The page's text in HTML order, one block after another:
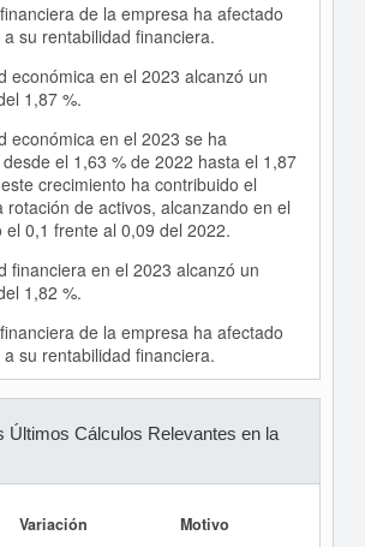
de la empresa ha afectado
su rentabilidad financiera.
económica en el 2023 alcanzó un
1,87 %.
económica en el 2023 se ha
el 1,63 % de 2022 hasta el 1,87
crecimiento ha contribuido el
rotación de activos, alcanzando en el
el 0,1 frente al 0,09 del 2022.
financiera en el 2023 alcanzó un
1,82 %.
de la empresa ha afectado
su rentabilidad financiera.
Últimos Cálculos Relevantes en la
Variación Motivo